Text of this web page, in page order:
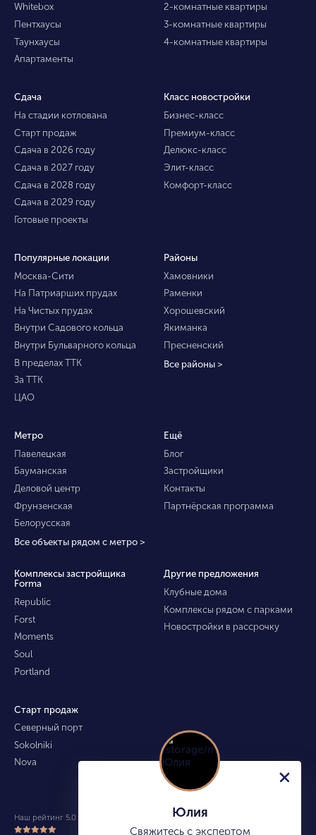
Whitebox
Пентхаусы
Таунхаусы
Апартаменты
2-комнатные квартиры
3-комнатные квартиры
4-комнатные квартиры
Сдача
На стадии котлована
Старт продаж
Сдача в 2026 году
Сдача в 2027 году
Сдача в 2028 году
Сдача в 2029 году
Готовые проекты
Класс новостройки
Бизнес-класс
Премиум-класс
Делюкс-класс
Элит-класс
Комфорт-класс
Популярные локации
Москва-Сити
На Патриарших прудах
На Чистых прудах
Внутри Садового кольца
Внутри Бульварного кольца
В пределах ТТК
За ТТК
ЦАО
Районы
Хамовники
Раменки
Хорошевский
Якиманка
Пресненский
Все районы >
Метро
Павелецкая
Бауманская
Деловой центр
Фрунзенская
Белорусская
Все объекты рядом с метро >
Ещё
Блог
Застройщики
Контакты
Партнёрская программа
Комплексы застройщика
Forma
Republic
Forst
Moments
Soul
Portland
Другие предложения
Клубные дома
Комплексы рядом с парками
Новостройки в рассрочку
Старт продаж
Северный порт
Sokolniki
Nova
Наш рейтинг 5.0 из 5 (490) Юлия
Свяжитесь с экспертом